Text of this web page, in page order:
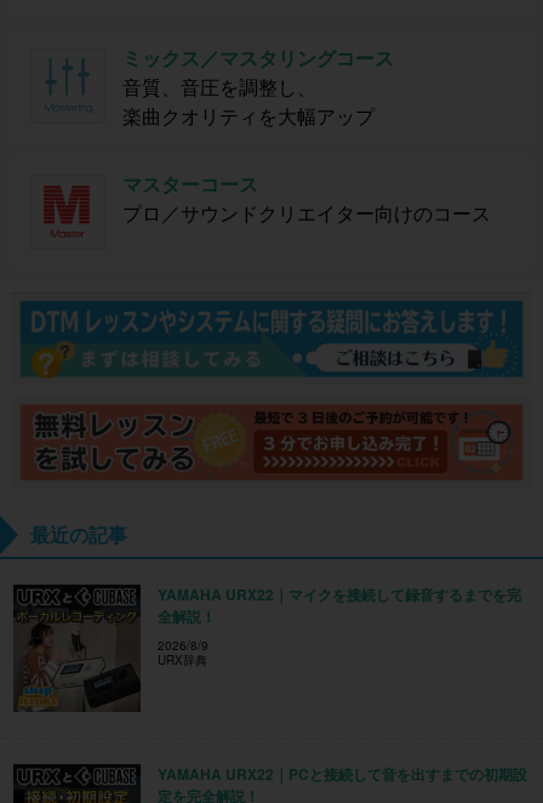
ミックス／マスタリングコース
音質、音圧を調整し、
楽曲クオリティを大幅アップ
マスターコース
プロ／サウンドクリエイター向けのコース
最近の記事
YAMAHA URX22｜マイクを接続して録音するまでを完
全解説！
2026/8/9
URX辞典
YAMAHA URX22｜PCと接続して音を出すまでの初期設
定を完全解説！